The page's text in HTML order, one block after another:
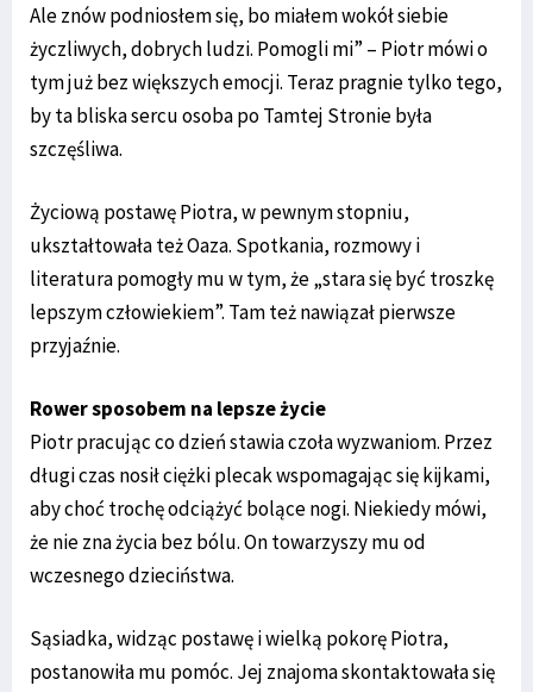
Ale znów podniosłem się, bo miałem wokół siebie
życzliwych, dobrych ludzi. Pomogli mi” – Piotr mówi o
tym już bez większych emocji. Teraz pragnie tylko tego,
by ta bliska sercu osoba po Tamtej Stronie była
szczęśliwa.
Życiową postawę Piotra, w pewnym stopniu,
ukształtowała też Oaza. Spotkania, rozmowy i
literatura pomogły mu w tym, że „stara się być troszkę
lepszym człowiekiem”. Tam też nawiązał pierwsze
przyjaźnie.
Rower sposobem na lepsze życie
Piotr pracując co dzień stawia czoła wyzwaniom. Przez
długi czas nosił ciężki plecak wspomagając się kijkami,
aby choć trochę odciążyć bolące nogi. Niekiedy mówi,
że nie zna życia bez bólu. On towarzyszy mu od
wczesnego dzieciństwa.
Sąsiadka, widząc postawę i wielką pokorę Piotra,
postanowiła mu pomóc. Jej znajoma skontaktowała się